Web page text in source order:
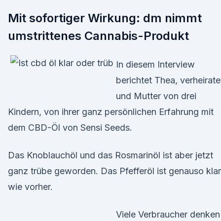
Mit sofortiger Wirkung: dm nimmt
umstrittenes Cannabis-Produkt
In diesem Interview
berichtet Thea,
und Mutter von drei
Kindern, von ihrer ganz persönlichen Erfahrung mit
dem CBD-Öl von Sensi Seeds.
Das Knoblauchöl und das Rosmarinöl ist aber jetzt
ganz trübe geworden. Das Pfefferöl ist genauso klar
wie vorher.
Viele Verbraucher denken